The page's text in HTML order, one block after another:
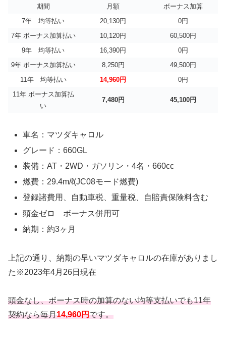
期間 月額
ボーナス加算
7年 均等払い
20,130円
0円
7年 ボーナス加算払い
10,120円
60,500円
9年 均等払い
16,390円
0円
9年 ボーナス加算払い
8,250円
49,500円
11年 均等払い
14,960円
0円
11年 ボーナス加算払
い
7,480円 45,100円
車名：マツダキャロル
グレード：660GL
装備：AT・2WD・ガソリン・4名・660cc
燃費：29.4m/ℓ(JC08モード燃費)
登録諸費用、自動車税、重量税、自賠責保険料含む
頭金ゼロ ボーナス併用可
納期：約3ヶ月
上記の通り、納期の早いマツダキャロルの在庫がありまし
た※2023年4月26日現在
頭金なし、ボーナス時の加算のない均等支払いでも11年
契約なら毎月14,960円です。